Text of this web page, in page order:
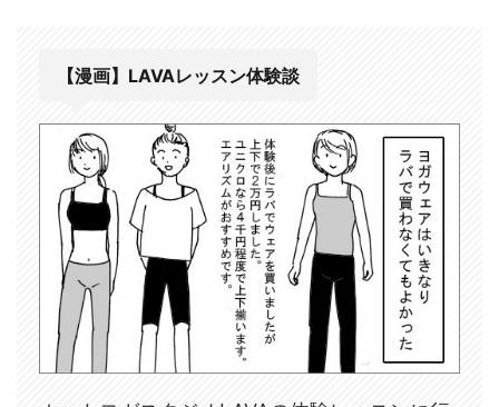
【漫画】LAVAレッスン体験談